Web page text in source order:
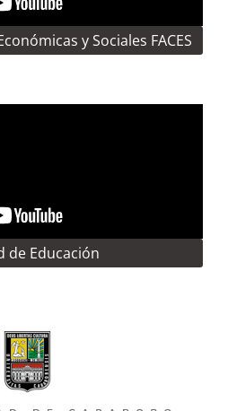
y Sociales FACES
de Educación